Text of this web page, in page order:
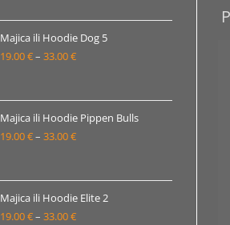
od
22.00 €
do
Majica ili Hoodie Dog 5
19.00€– 33.00€Raspon
od
19.00 €
do
Majica ili Hoodie Pippen Bulls
19.00€– 33.00€Raspon
od
19.00 €
do
Majica ili Hoodie Elite 2
19.00€– 33.00€Raspon